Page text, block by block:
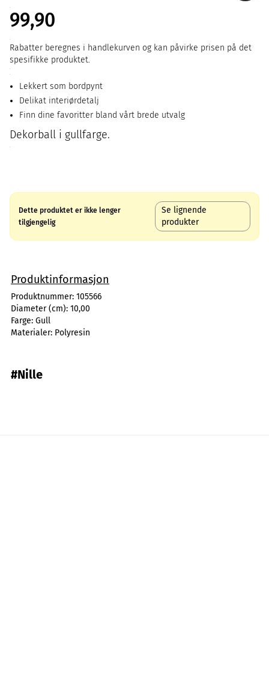
99,90
Rabatter beregnes i handlekurven og kan påvirke prisen på det
spesifikke produktet.
Lekkert som bordpynt
Delikat interiørdetalj
Finn dine favoritter bland vårt brede utvalg
Dekorball i gullfarge.
Dette produktet er ikke lenger
tilgjengelig
Se lignende
produkter
Produktinformasjon
Produktnummer: 105566
Diameter (cm): 10,00
Farge: Gull
Materialer: Polyresin
#Nille